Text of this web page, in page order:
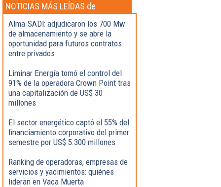
NOTICIAS MÁS LEÍDAS de
Actualidad
Alma-SADI: adjudicaron los 700 Mw
de almacenamiento y se abre la
oportunidad para futuros contratos
entre privados
Liminar Energía tomó el control del
91% de la operadora Crown Point tras
una capitalización de US$ 30
millones
El sector energético captó el 55% del
financiamiento corporativo del primer
semestre por US$ 5.300 millones
Ranking de operadoras, empresas de
servicios y yacimientos: quiénes
lideran en Vaca Muerta